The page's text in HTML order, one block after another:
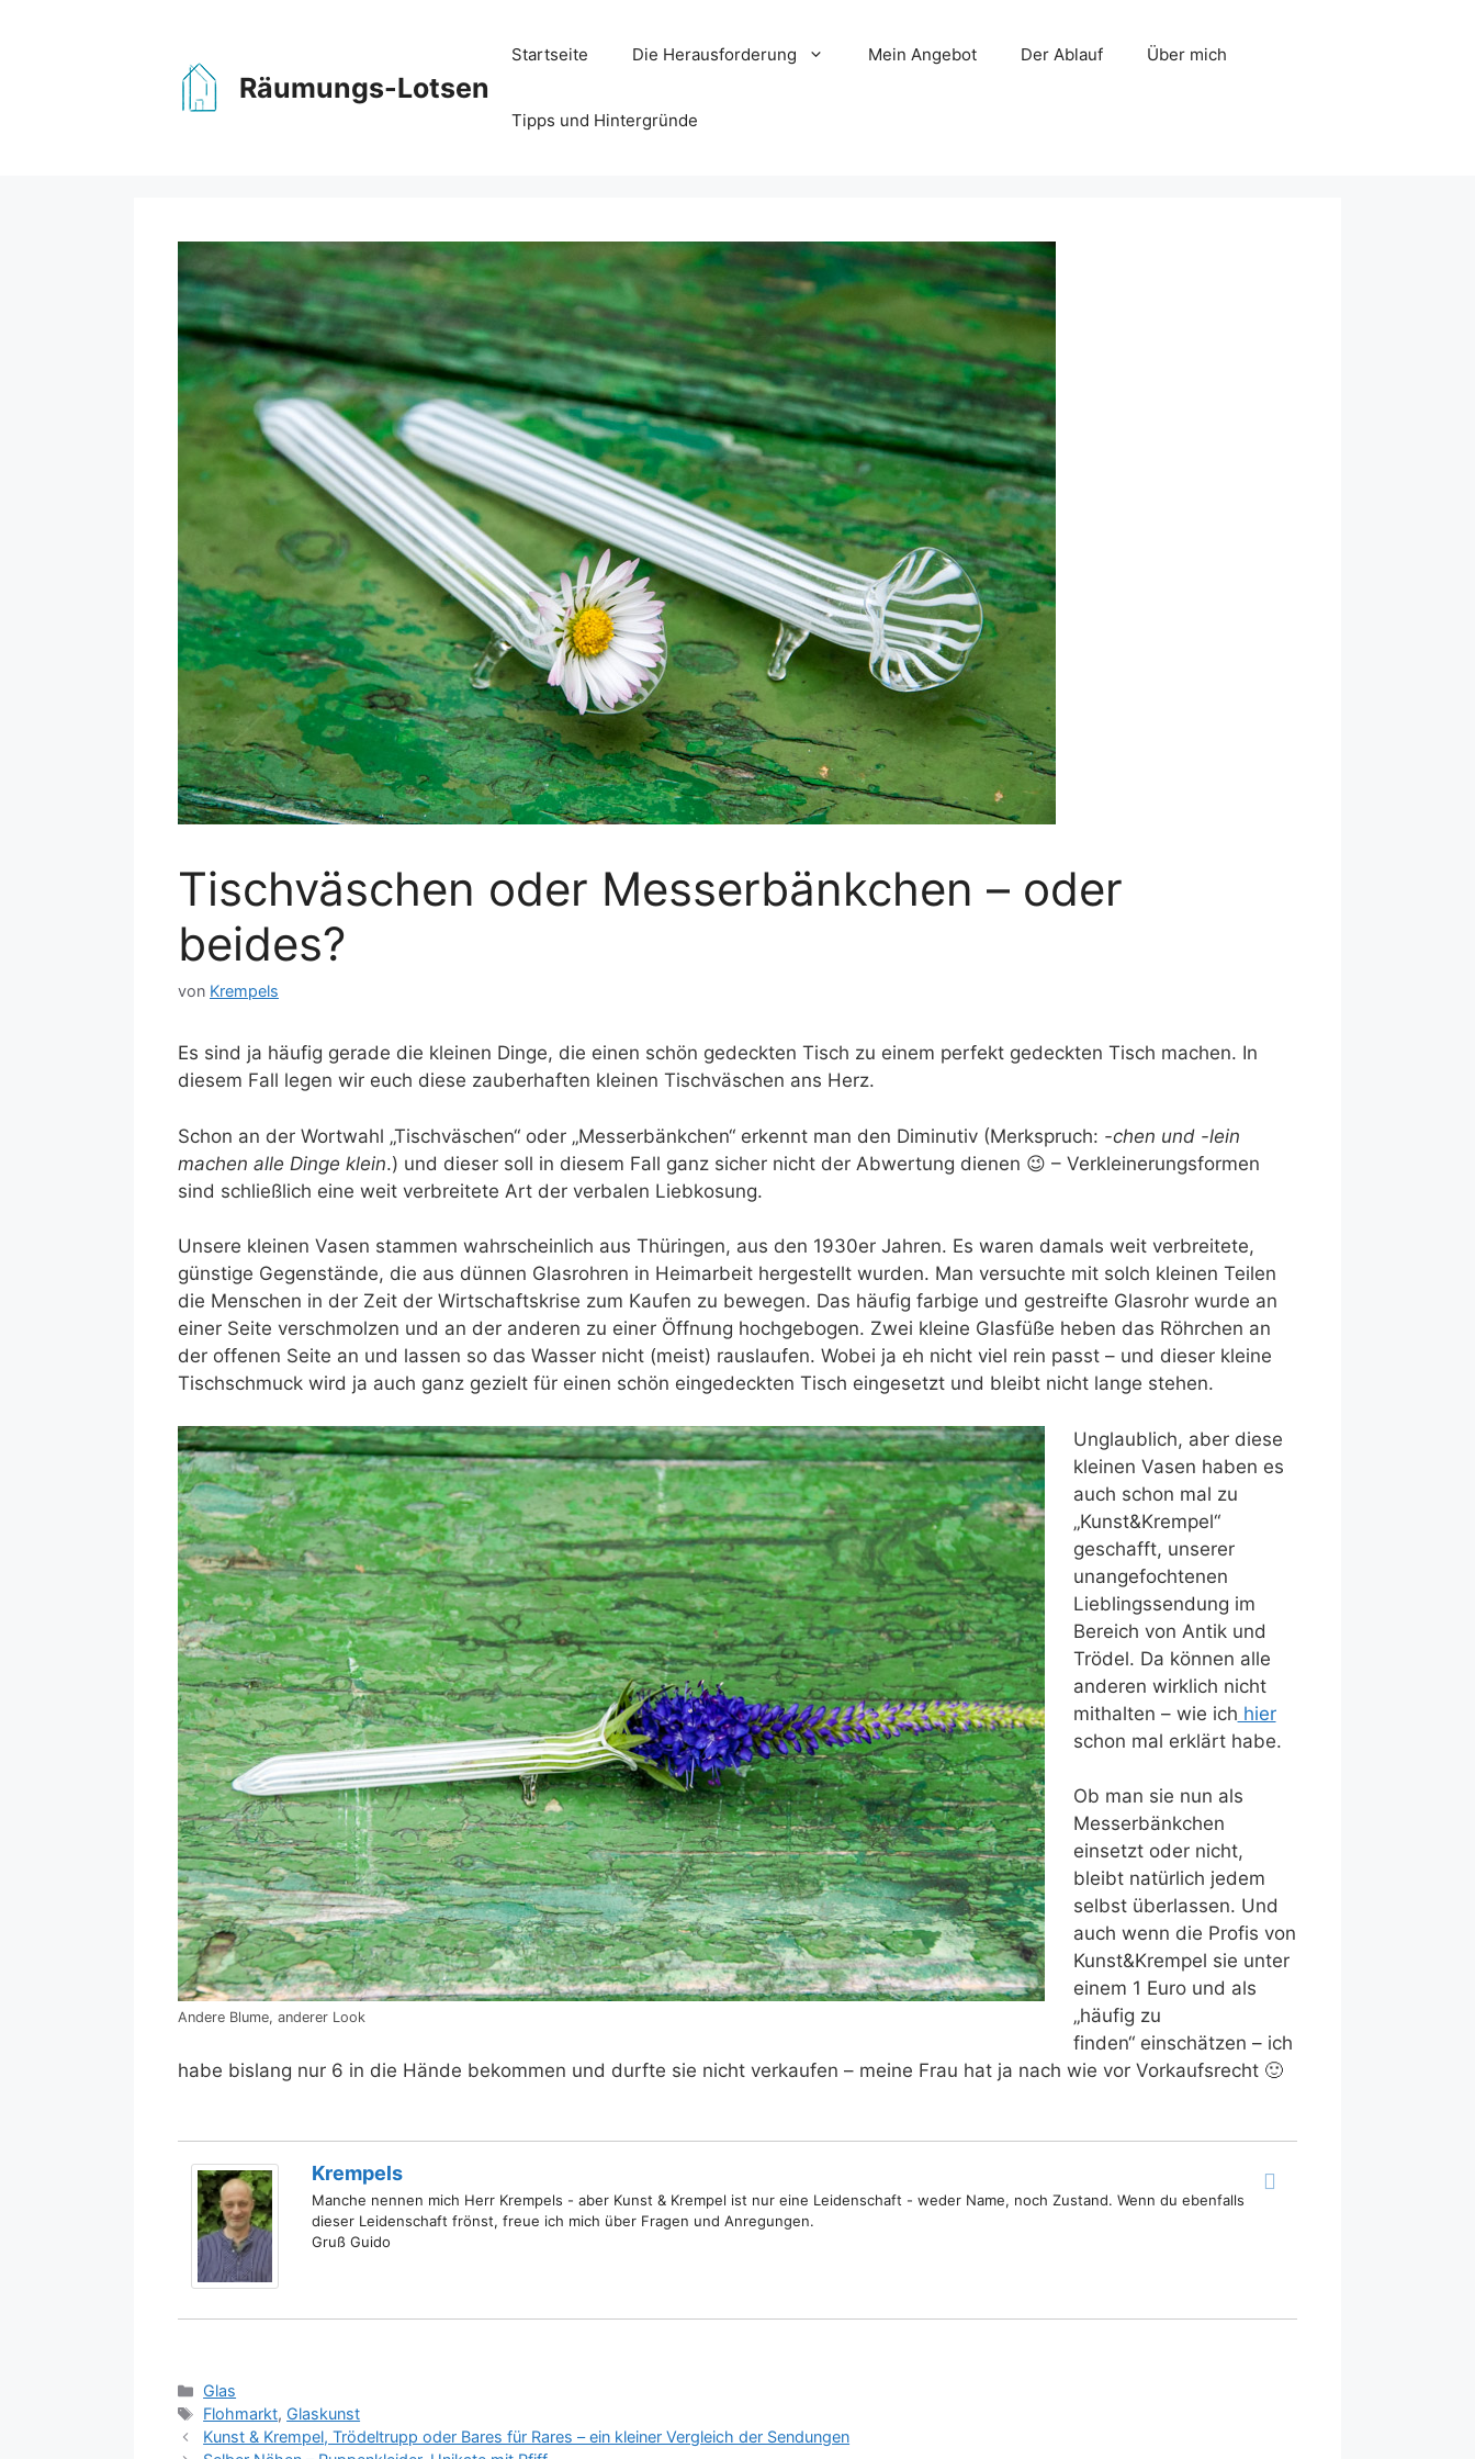
Räumungs-Lotsen
Startseite Die Herausforderung Mein Angebot Der Ablauf Über mich
Tipps und Hintergründe
Tischväschen oder Messerbänkchen – oder
beides?
von Krempels
Es sind ja häufig gerade die kleinen Dinge, die einen schön gedeckten Tisch zu einem perfekt gedeckten Tisch machen. In
diesem Fall legen wir euch diese zauberhaften kleinen Tischväschen ans Herz.
Schon an der Wortwahl „Tischväschen“ oder „Messerbänkchen“ erkennt man den Diminutiv (Merkspruch: -chen und -lein
machen alle Dinge klein.) und dieser soll in diesem Fall ganz sicher nicht der Abwertung dienen 😉 – Verkleinerungsformen
sind schließlich eine weit verbreitete Art der verbalen Liebkosung.
Unsere kleinen Vasen stammen wahrscheinlich aus Thüringen, aus den 1930er Jahren. Es waren damals weit verbreitete,
günstige Gegenstände, die aus dünnen Glasrohren in Heimarbeit hergestellt wurden. Man versuchte mit solch kleinen Teilen
die Menschen in der Zeit der Wirtschaftskrise zum Kaufen zu bewegen. Das häufig farbige und gestreifte Glasrohr wurde an
einer Seite verschmolzen und an der anderen zu einer Öffnung hochgebogen. Zwei kleine Glasfüße heben das Röhrchen an
der offenen Seite an und lassen so das Wasser nicht (meist) rauslaufen. Wobei ja eh nicht viel rein passt – und dieser kleine
Tischschmuck wird ja auch ganz gezielt für einen schön eingedeckten Tisch eingesetzt und bleibt nicht lange stehen.
Andere Blume, anderer Look
Unglaublich, aber diese
kleinen Vasen haben es
auch schon mal zu
„Kunst&Krempel“
geschafft, unserer
unangefochtenen
Lieblingssendung im
Bereich von Antik und
Trödel. Da können alle
anderen wirklich nicht
mithalten – wie ich hier
schon mal erklärt habe.
Ob man sie nun als
Messerbänkchen
einsetzt oder nicht,
bleibt natürlich jedem
selbst überlassen. Und
auch wenn die Profis von
Kunst&Krempel sie unter
einem 1 Euro und als
„häufig zu
finden“ einschätzen – ich
habe bislang nur 6 in die Hände bekommen und durfte sie nicht verkaufen – meine Frau hat ja nach wie vor Vorkaufsrecht 🙂
Krempels
Manche nennen mich Herr Krempels - aber Kunst & Krempel ist nur eine Leidenschaft - weder Name, noch Zustand. Wenn du ebenfalls
dieser Leidenschaft frönst, freue ich mich über Fragen und Anregungen.
Gruß Guido
Kategorien
Glas
Schlagwörter
Flohmarkt, Glaskunst
Kunst & Krempel, Trödeltrupp oder Bares für Rares – ein kleiner Vergleich der Sendungen